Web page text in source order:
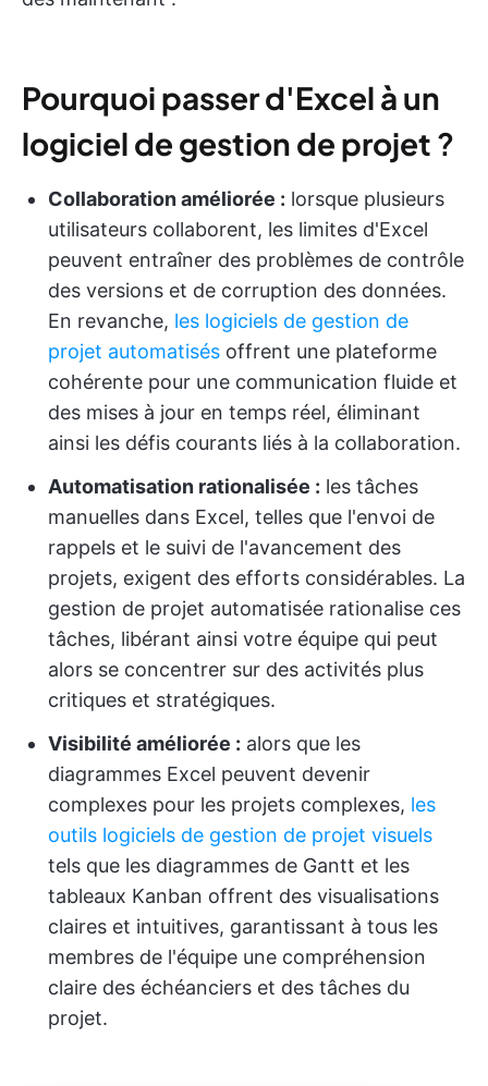
Pourquoi passer d'Excel à un
logiciel de gestion de projet ?
Collaboration améliorée : lorsque plusieurs
utilisateurs collaborent, les limites d'Excel
peuvent entraîner des problèmes de contrôle
des versions et de corruption des données.
En revanche, les logiciels de gestion de
projet automatisés offrent une plateforme
cohérente pour une communication fluide et
des mises à jour en temps réel, éliminant
ainsi les défis courants liés à la collaboration.
Automatisation rationalisée : les tâches
manuelles dans Excel, telles que l'envoi de
rappels et le suivi de l'avancement des
projets, exigent des efforts considérables. La
gestion de projet automatisée rationalise ces
tâches, libérant ainsi votre équipe qui peut
alors se concentrer sur des activités plus
critiques et stratégiques.
Visibilité améliorée : alors que les
diagrammes Excel peuvent devenir
complexes pour les projets complexes, les
outils logiciels de gestion de projet visuels
tels que les diagrammes de Gantt et les
tableaux Kanban offrent des visualisations
claires et intuitives, garantissant à tous les
membres de l'équipe une compréhension
claire des échéanciers et des tâches du
projet.